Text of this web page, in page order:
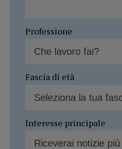
Professione
Fascia di età
Interesse principale